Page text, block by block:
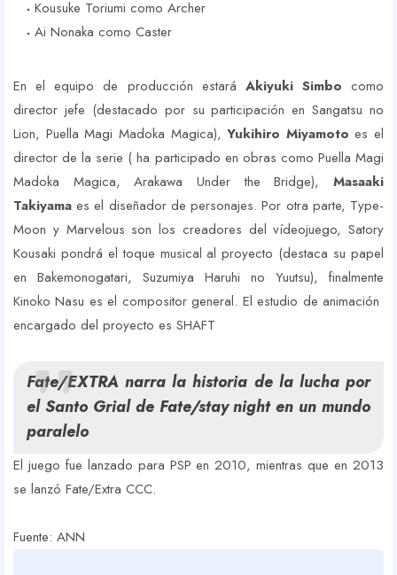
Kousuke Toriumi como Archer
Ai Nonaka como Caster
En el equipo de producción estará Akiyuki Simbo como
director jefe (destacado por su participación en Sangatsu no
Lion, Puella Magi Madoka Magica),Yukihiro Miyamoto es el
director de la serie ( ha participado en obras como Puella Magi
Madoka Magica, Arakawa Under the Bridge), Masaaki
Takiyamaes el diseñador de personajes. Por otra parte, Type-
Moon y Marvelous son los creadores del vídeojuego, Satory
Kousaki pondrá el toque musical al proyecto (destaca su papel
en Bakemonogatari, Suzumiya Haruhi no Yuutsu), finalmente
Kinoko Nasu es el compositor general. El estudio de animación
encargado del proyecto es SHAFT
Fate/EXTRA narra la historia de la lucha por
el Santo Grial de Fate/stay night en un mundo
paralelo
El juego fue lanzado para PSP en 2010, mientras que en 2013
se lanzó Fate/Extra CCC.
Fuente: ANN